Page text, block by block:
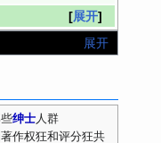
展开
展开
绅士人群
作权狂和评分狂共